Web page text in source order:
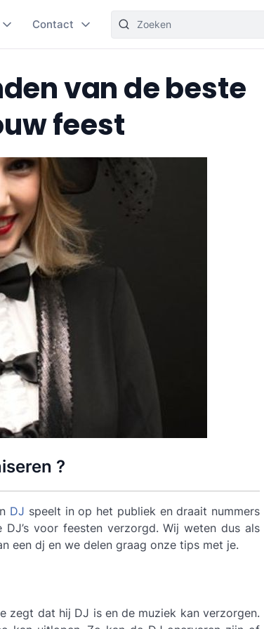
Contact
van de beste
feest
?
DJ speelt in op het publiek en draait nummers
voor feesten verzorgd. Wij weten dus als
een dj en we delen graag onze tips met je.
zegt dat hij DJ is en de muziek kan verzorgen.